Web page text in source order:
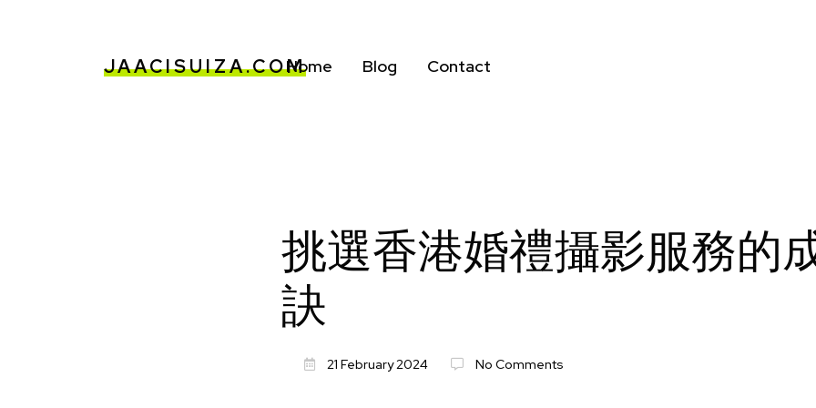
JAACISUIZA.COMHome Blog Contact
挑選香港婚禮攝影服務的
訣
21 February 2024 No Comments